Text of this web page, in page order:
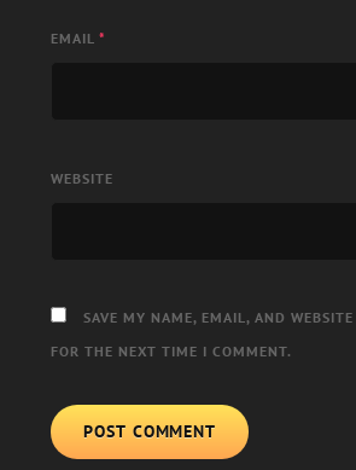
EMAIL *
WEBSITE
SAVE MY NAME, EMAIL, AND
FOR THE NEXT TIME I COMMENT.